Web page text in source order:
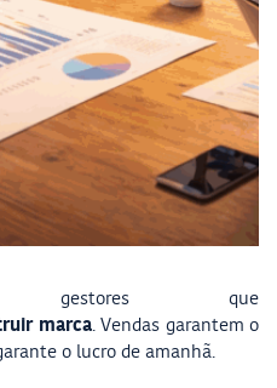
gestores que
marca. Vendas garantem o
o lucro de amanhã.